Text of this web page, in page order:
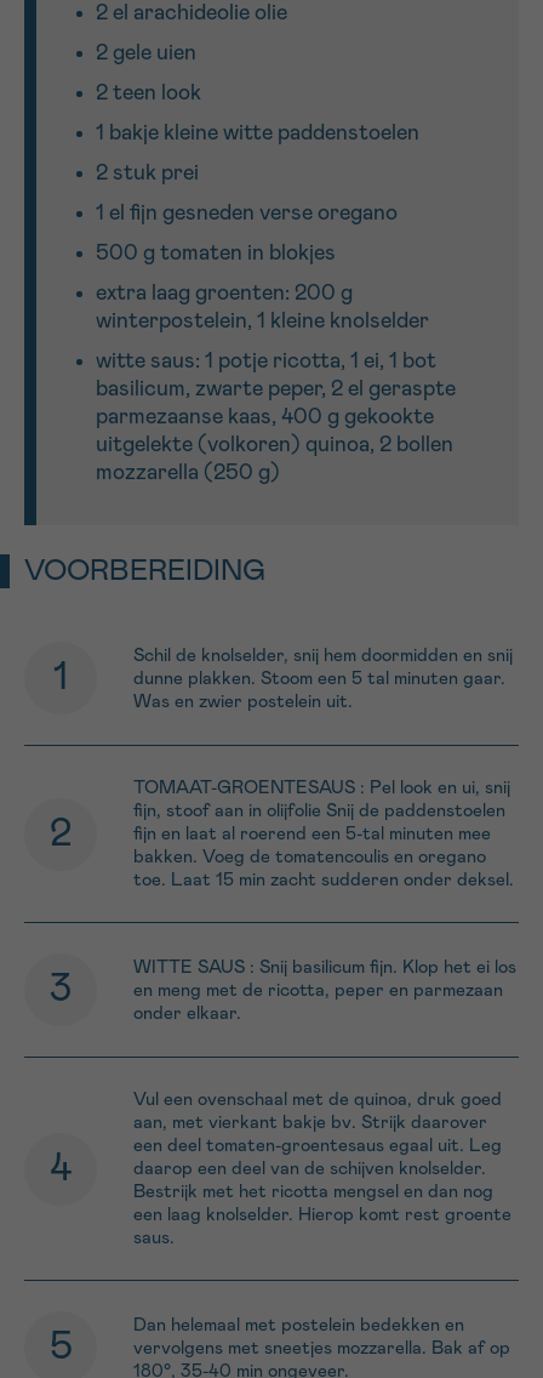
2 el arachideolie olie
2 gele uien
2 teen look
1 bakje kleine witte paddenstoelen
2 stuk prei
1 el fijn gesneden verse oregano
500 g tomaten in blokjes
extra laag groenten: 200 g
winterpostelein, 1 kleine knolselder
witte saus: 1 potje ricotta, 1 ei, 1 bot
basilicum, zwarte peper, 2 el geraspte
parmezaanse kaas, 400 g gekookte
uitgelekte (volkoren) quinoa, 2 bollen
mozzarella (250 g)
VOORBEREIDING
Schil de knolselder, snij hem doormidden en snij
dunne plakken. Stoom een 5 tal minuten gaar.
Was en zwier postelein uit.
TOMAAT-GROENTESAUS : Pel look en ui, snij
fijn, stoof aan in olijfolie Snij de paddenstoelen
fijn en laat al roerend een 5-tal minuten mee
bakken. Voeg de tomatencoulis en oregano
toe. Laat 15 min zacht sudderen onder deksel.
WITTE SAUS : Snij basilicum fijn. Klop het ei los
en meng met de ricotta, peper en parmezaan
onder elkaar.
Vul een ovenschaal met de quinoa, druk goed
aan, met vierkant bakje bv. Strijk daarover
een deel tomaten-groentesaus egaal uit. Leg
daarop een deel van de schijven knolselder.
Bestrijk met het ricotta mengsel en dan nog
een laag knolselder. Hierop komt rest groente
saus.
Dan helemaal met postelein bedekken en
vervolgens met sneetjes mozzarella. Bak af op
180°, 35-40 min ongeveer.